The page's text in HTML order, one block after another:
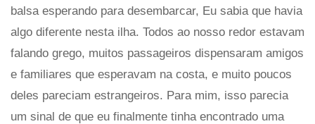
balsa esperando para desembarcar, Eu sabia que havia
algo diferente nesta ilha. Todos ao nosso redor estavam
falando grego, muitos passageiros dispensaram amigos
e familiares que esperavam na costa, e muito poucos
deles pareciam estrangeiros. Para mim, isso parecia
um sinal de que eu finalmente tinha encontrado uma